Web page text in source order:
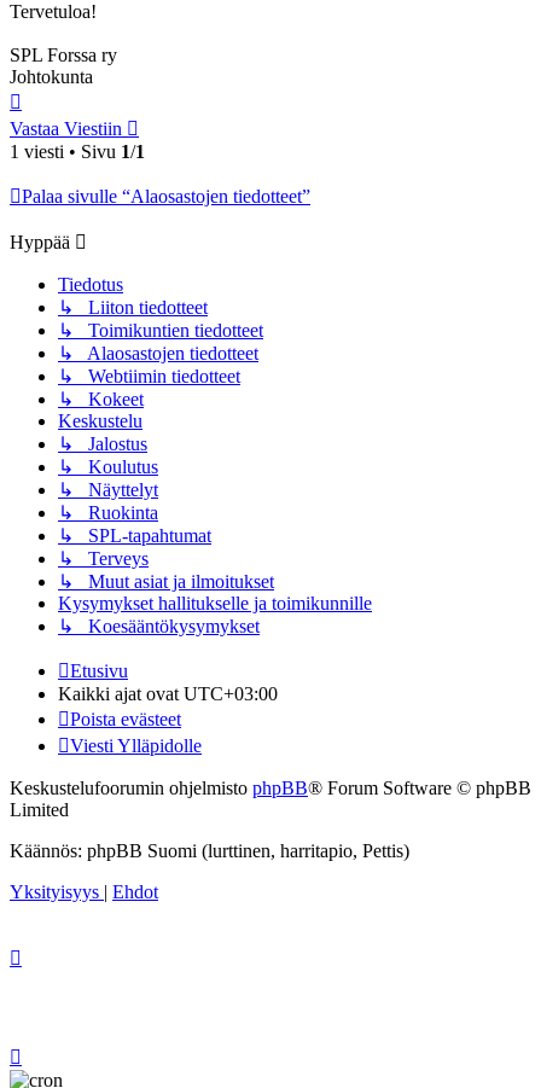
Tervetuloa!
SPL Forssa ry
Johtokunta
Vastaa Viestiin
1 viesti • Sivu 1/1
Palaa sivulle “Alaosastojen tiedotteet”
Hyppää
Tiedotus
↳ Liiton tiedotteet
↳ Toimikuntien tiedotteet
↳ Alaosastojen tiedotteet
↳ Webtiimin tiedotteet
↳ Kokeet
Keskustelu
↳ Jalostus
↳ Koulutus
↳ Näyttelyt
↳ Ruokinta
↳ SPL-tapahtumat
↳ Terveys
↳ Muut asiat ja ilmoitukset
Kysymykset hallitukselle ja toimikunnille
↳ Koesääntökysymykset
Etusivu
Kaikki ajat ovat UTC+03:00
Poista evästeet
Viesti Ylläpidolle
Keskustelufoorumin ohjelmisto phpBB® Forum Software © phpBB
Limited
Käännös: phpBB Suomi (lurttinen, harritapio, Pettis)
Yksityisyys | Ehdot